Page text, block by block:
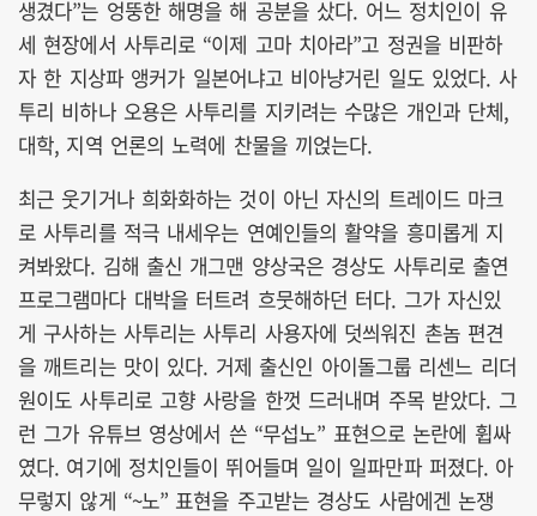
생겼다”는 엉뚱한 해명을 해 공분을 샀다. 어느 정치인이 유
세 현장에서 사투리로 “이제 고마 치아라”고 정권을 비판하
자 한 지상파 앵커가 일본어냐고 비아냥거린 일도 있었다. 사
투리 비하나 오용은 사투리를 지키려는 수많은 개인과 단체,
대학, 지역 언론의 노력에 찬물을 끼얹는다.
최근 웃기거나 희화화하는 것이 아닌 자신의 트레이드 마크
로 사투리를 적극 내세우는 연예인들의 활약을 흥미롭게 지
켜봐왔다. 김해 출신 개그맨 양상국은 경상도 사투리로 출연
프로그램마다 대박을 터트려 흐뭇해하던 터다. 그가 자신있
게 구사하는 사투리는 사투리 사용자에 덧씌워진 촌놈 편견
을 깨트리는 맛이 있다. 거제 출신인 아이돌그룹 리센느 리더
원이도 사투리로 고향 사랑을 한껏 드러내며 주목 받았다. 그
런 그가 유튜브 영상에서 쓴 “무섭노” 표현으로 논란에 휩싸
였다. 여기에 정치인들이 뛰어들며 일이 일파만파 퍼졌다. 아
무렇지 않게 “~노” 표현을 주고받는 경상도 사람에겐 논쟁